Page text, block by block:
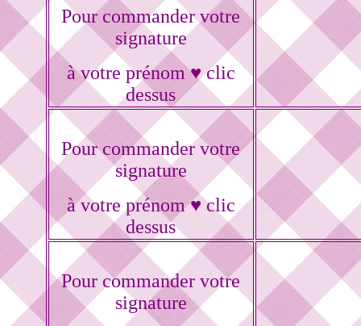
Pour commander votre
signature
à votre prénom ♥ clic
dessus
Pour commander votre
signature
à votre prénom ♥ clic
dessus
Pour commander votre
signature